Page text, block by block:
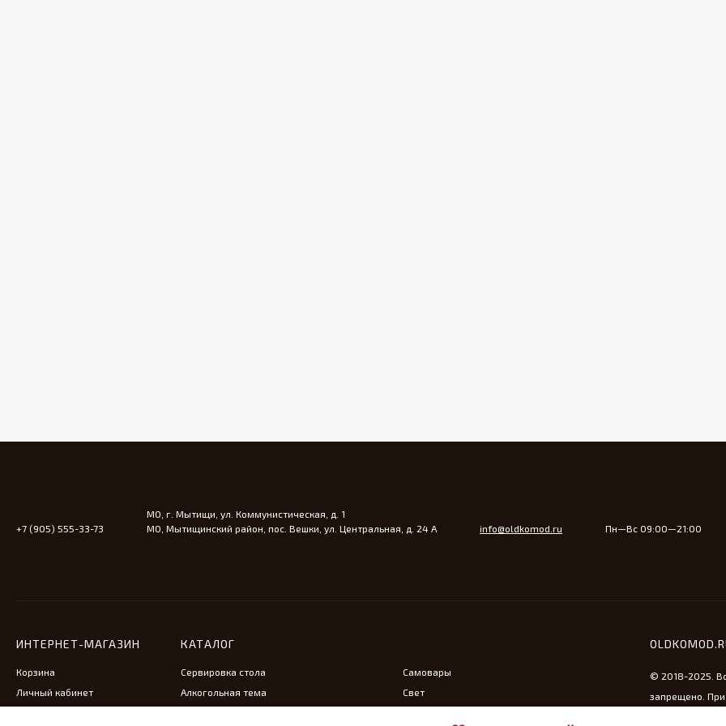
+7 (905) 555-33-73
МО, г. Мытищи, ул. Коммунистическая, д. 1
МО, Мытищинский район, пос. Вешки, ул. Центральная, д. 24 А
info@oldkomod.ru Пн—Вс 09:00—21:00
ИНТЕРНЕТ-МАГАЗИН
Корзина
Личный кабинет
КАТАЛОГ
Сервировка стола
Алкогольная тема
Самовары
Свет
© 2018-2025.
запрещено.